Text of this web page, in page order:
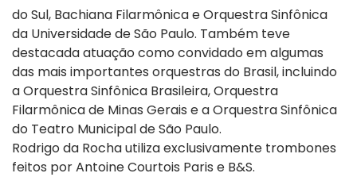
do Sul, Bachiana Filarmônica e Orquestra Sinfônica
da Universidade de São Paulo. Também teve
destacada atuação como convidado em algumas
das mais importantes orquestras do Brasil, incluindo
a Orquestra Sinfônica Brasileira, Orquestra
Filarmônica de Minas Gerais e a Orquestra Sinfônica
do Teatro Municipal de São Paulo.
Rodrigo da Rocha utiliza exclusivamente trombones
feitos por Antoine Courtois Paris e B&S.